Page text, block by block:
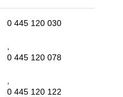
0 445 120 030
0 445 120 078
0 445 120 122